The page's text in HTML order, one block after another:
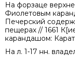
На форзаце
Фиолетовым
Печерский
пещерах // 1661
карандашом:
На л. 1-17 нн.